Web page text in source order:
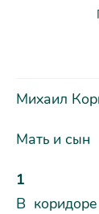
Михаил
Мать и сын
1
В